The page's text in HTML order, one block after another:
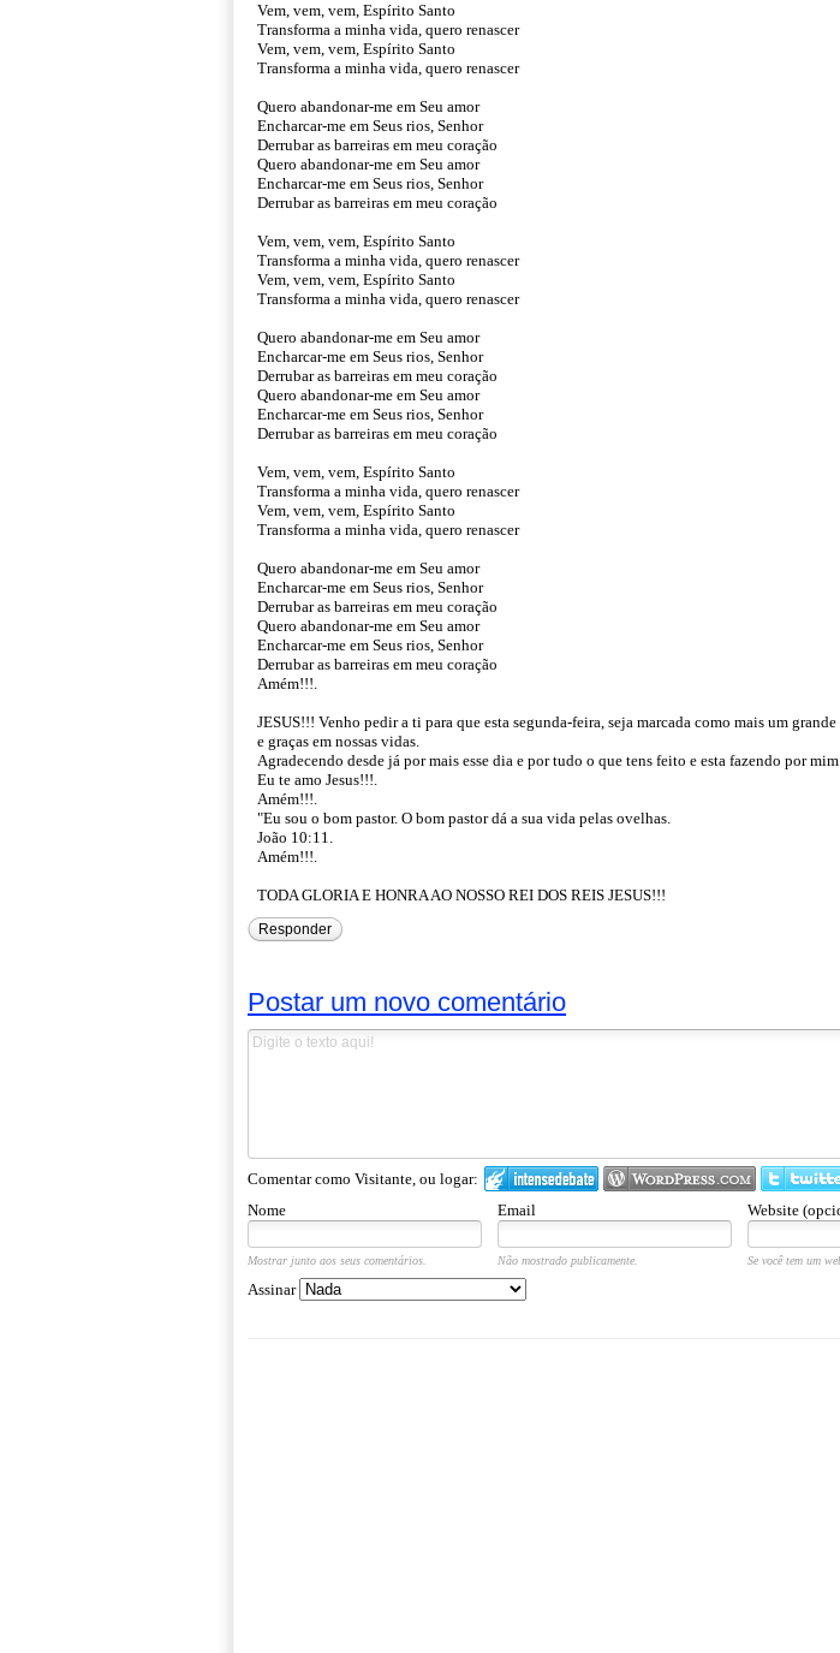
Vem, vem, vem, Espírito Santo
Transforma a minha vida, quero renascer
Vem, vem, vem, Espírito Santo
Transforma a minha vida, quero renascer
Quero abandonar-me em Seu amor
Encharcar-me em Seus rios, Senhor
Derrubar as barreiras em meu coração
Quero abandonar-me em Seu amor
Encharcar-me em Seus rios, Senhor
Derrubar as barreiras em meu coração
Vem, vem, vem, Espírito Santo
Transforma a minha vida, quero renascer
Vem, vem, vem, Espírito Santo
Transforma a minha vida, quero renascer
Quero abandonar-me em Seu amor
Encharcar-me em Seus rios, Senhor
Derrubar as barreiras em meu coração
Quero abandonar-me em Seu amor
Encharcar-me em Seus rios, Senhor
Derrubar as barreiras em meu coração
Vem, vem, vem, Espírito Santo
Transforma a minha vida, quero renascer
Vem, vem, vem, Espírito Santo
Transforma a minha vida, quero renascer
Quero abandonar-me em Seu amor
Encharcar-me em Seus rios, Senhor
Derrubar as barreiras em meu coração
Quero abandonar-me em Seu amor
Encharcar-me em Seus rios, Senhor
Derrubar as barreiras em meu coração
Amém!!!.
JESUS!!! Venho pedir a ti para que esta segunda-feira, seja marcada como mais um
e graças em nossas vidas.
Agradecendo desde já por mais esse dia e por tudo o que tens feito e esta fazendo por
Eu te amo Jesus!!!.
Amém!!!.
"Eu sou o bom pastor. O bom pastor dá a sua vida pelas ovelhas.
João 10:11.
Amém!!!.
TODA GLORIA E HONRA AO NOSSO REI DOS REIS JESUS!!!
Responder
Postar um novo comentário
Comentar como Visitante, ou logar:
Nome Email Website
Mostrar junto aos seus comentários. Não mostrado publicamente. Se você tem um
Assinar